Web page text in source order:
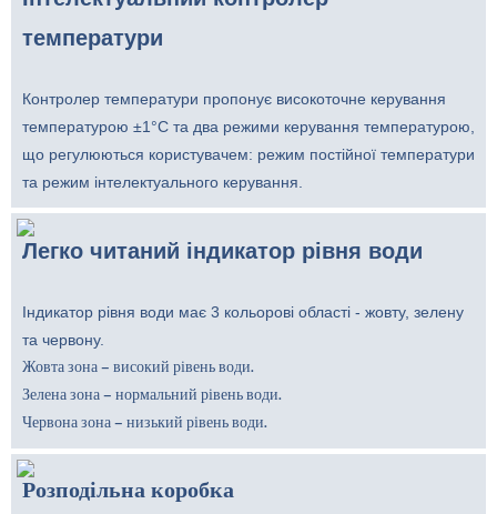
температури
Контролер температури пропонує високоточне керування
температурою ±1°C та два режими керування температурою,
що регулюються користувачем: режим постійної температури
та режим інтелектуального керування.
Легко читаний індикатор рівня води
Індикатор рівня води має 3 кольорові області - жовту, зелену
та червону.
Жовта зона – високий рівень води.
Зелена зона – нормальний рівень води.
Червона зона – низький рівень води.
Розподільна коробка